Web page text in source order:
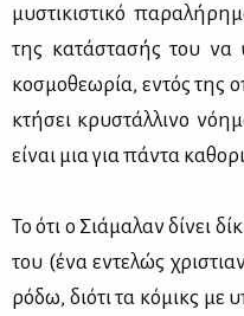
μυ­στι­κι­στι­κό
της κα­τά­στα­σής του να
κο­σμο­θε­ω­ρία, εντός της
κτή­σει κρυ­στάλ­λι­νο
εί­ναι μια για πά­ντα
Το ότι ο Σιά­μα­λαν δί­νει
του (ένα εντε­λώς
ρό­δω, διό­τι τα κό­μικς